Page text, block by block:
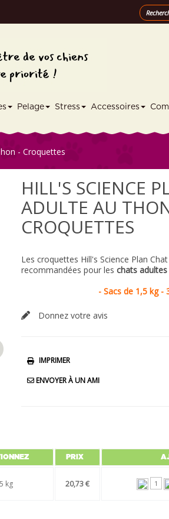
Pelage Stress Accessoires
- Croquettes
HILL'S SCIENCE
ADULTE AU
CROQUETTES
Les croquettes Hill's Science Plan
recommandées pour leschats
- Sacs de 1,5 kg -
Donnez votre avis
IMPRIMER
ENVOYER À UN AMI
PRIX
kg 20,73 €